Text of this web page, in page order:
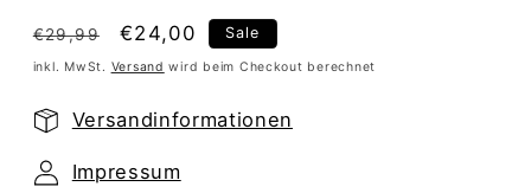
Normaler
Preis
€29,99 Verkaufspreis
€24,00 Sale
inkl. MwSt. Versand wird beim Checkout berechnet
Versandinformationen
Impressum